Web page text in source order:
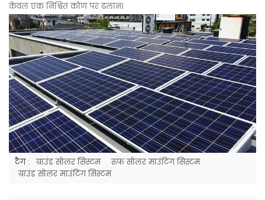
केवल एक निश्चित कोण पर ढलान।
टैग : ग्राउंड सोलर सिस्टम
रूफ सोलर माउंटिंग सिस्टम
ग्राउंड सोलर माउंटिंग सिस्टम